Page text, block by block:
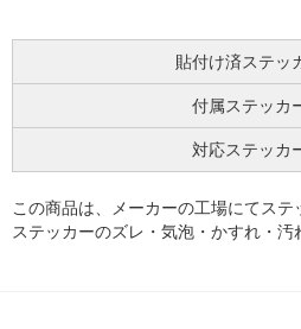
貼付け済ステッ
付属ステッカ
対応ステッカ
この商品は、メーカーの工場にてス
ステッカーのズレ・気泡・かすれ・